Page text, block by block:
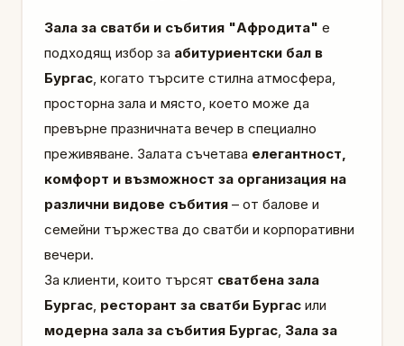
Зала за сватби и събития "Афродита" е
подходящ избор за абитуриентски бал в
Бургас, когато търсите стилна атмосфера,
просторна зала и място, което може да
превърне празничната вечер в специално
преживяване. Залата съчетава елегантност,
комфорт и възможност за организация на
различни видове събития – от балове и
семейни тържества до сватби и корпоративни
вечери.
За клиенти, които търсят сватбена зала
Бургас, ресторант за сватби Бургас или
модерна зала за събития Бургас, Зала за